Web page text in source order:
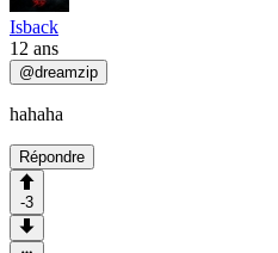
Isback
12 ans
@dreamzip
hahaha
Répondre
-3